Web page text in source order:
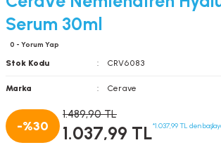
Serum 30ml
0 - Yorum Yap
Stok Kodu CRV6083
Marka Cerave
-%30
1.489,90 TL
1.037,99 TL*1.037,99 TL den